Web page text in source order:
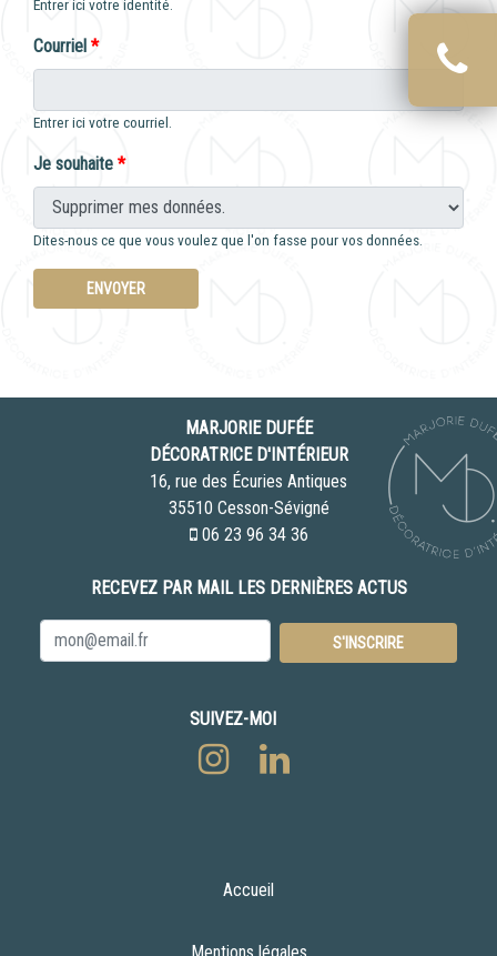
Entrer ici votre identité.
Courriel *
Entrer ici votre courriel.
Je souhaite *
Dites-nous ce que vous voulez que l'on fasse pour vos données.
MARJORIE DUFÉE
DÉCORATRICE D'INTÉRIEUR
16, rue des Écuries Antiques
35510 Cesson-Sévigné
06 23 96 34 36
RECEVEZ PAR MAIL LES DERNIÈRES ACTUS
S'INSCRIRE
SUIVEZ-MOI
Accueil
Mentions légales